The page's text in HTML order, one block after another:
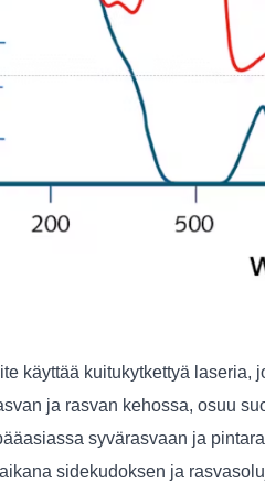
käyttää kuitukytkettyä laseria,
ja rasvan kehossa, osuu
syvärasvaan ja
sidekudoksen ja